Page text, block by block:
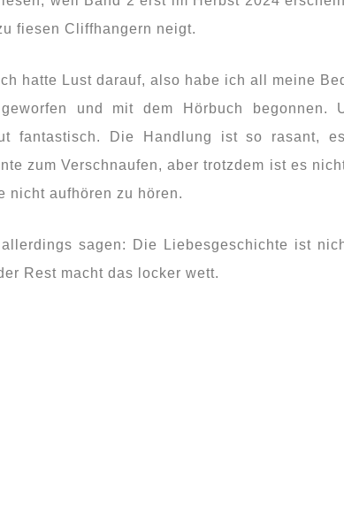
fiesen Cliffhangern neigt.
hatte Lust darauf, also habe ich all meine
und mit dem Hörbuch begonnen.
fantastisch. Die Handlung ist so rasant,
zum Verschnaufen, aber trotzdem ist es
nicht aufhören zu hören.
allerdings sagen: Die Liebesgeschichte ist
Rest macht das locker wett.